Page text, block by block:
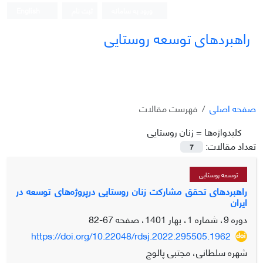
راهبردهای توسعه روستایی
صفحه اصلی
فهرست مقالات
کلیدواژه‌ها =زنان روستایی
تعداد مقالات:
7
توسعه روستایی
راهبردهای تحقق مشارکت زنان روستایی درپروژه‌های توسعه در
ایران
دوره 9، شماره 1، بهار 1401، صفحه
67-82
https://doi.org/10.22048/rdsj.2022.295505.1962
شهره سلطانی، مجتبی پالوج